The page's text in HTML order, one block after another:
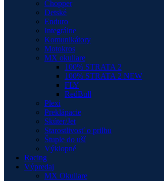
Chopper
Detské
Enduro
Integrálne
Komunikátory
Motokros
MX okuliare
100% STRATA 2
100% STRATA 2 NEW
FLY
RedBull
Plexi
Preklápacie
Skúter/Jet
Starostlivosť o prilbu
Štuple do uší
Výklopné
Racing
Výpredaj
MX Okuliare